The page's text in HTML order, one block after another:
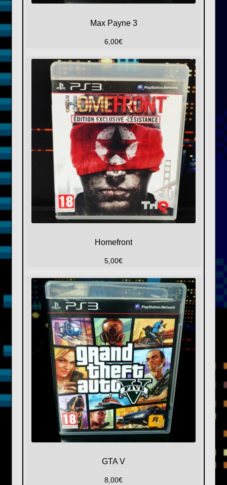
Max Payne 3
6,00€
Homefront
5,00€
GTA V
8,00€